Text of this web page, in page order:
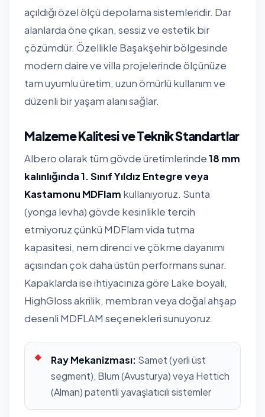
açıldığı özel ölçü depolama sistemleridir. Dar
alanlarda öne çıkan, sessiz ve estetik bir
çözümdür. Özellikle Başakşehir bölgesinde
modern daire ve villa projelerinde ölçünüze
tam uyumlu üretim, uzun ömürlü kullanım ve
düzenli bir yaşam alanı sağlar.
Malzeme Kalitesi ve Teknik Standartlar
Albero olarak tüm gövde üretimlerinde18 mm
kalınlığında 1. Sınıf Yıldız Entegre veya
Kastamonu MDFlam kullanıyoruz. Sunta
(yonga levha) gövde kesinlikle tercih
etmiyoruz çünkü MDFlam vida tutma
kapasitesi, nem direnci ve çökme dayanımı
açısından çok daha üstün performans sunar.
Kapaklarda ise ihtiyacınıza göre Lake boyalı,
HighGloss akrilik, membran veya doğal ahşap
desenli MDFLAM seçenekleri sunuyoruz.
Ray Mekanizması: Samet (yerli üst
segment), Blum (Avusturya) veya Hettich
(Alman) patentli yavaşlatıcılı sistemler